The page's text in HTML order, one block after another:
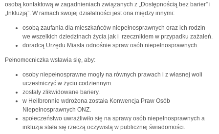
osobą kontaktową w zagadnieniach związanych z „Dostępnością bez barier” i
„Inkluzją”. W ramach swojej działalności jest ona między innymi:
osobą zaufania dla mieszkańców niepełnosprawnych oraz ich rodzin
we wszelkich dziedzinach życia jak i rzecznikiem w przypadku zażaleń.
doradcą Urzędu Miasta odnośnie spraw osób niepełnosprawnych.
Pełnomocniczka wstawia się, aby:
osoby niepełnosprawne mogły na równych prawach i z własnej woli
uczestniczyć w życiu codziennym.
zostały zlikwidowane bariery.
w Heilbronnie wdrożona została Konwencja Praw Osób
Niepełnosprawnych ONZ.
społeczeństwo uwrażliwiło się na sprawy osób niepełnosprawnych a
inkluzja stała się rzeczą oczywistą w publicznej świadomości.